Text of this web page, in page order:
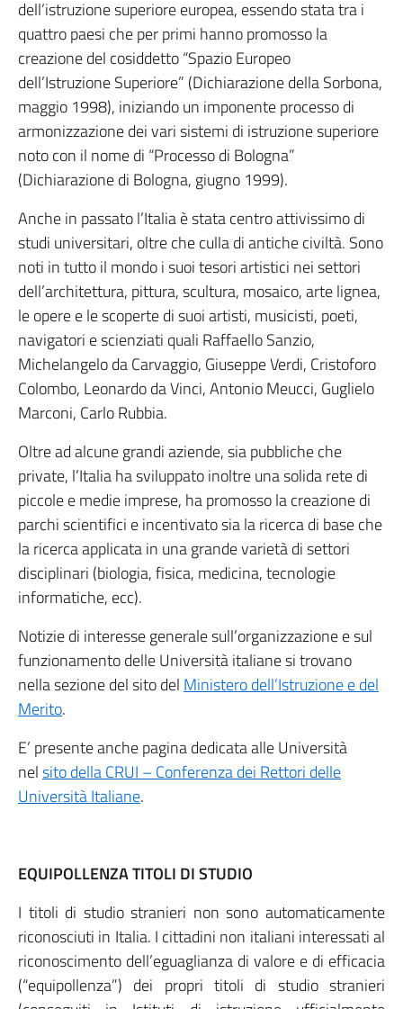
dell’istruzione superiore europea, essendo stata tra i
quattro paesi che per primi hanno promosso la
creazione del cosiddetto “Spazio Europeo
dell’Istruzione Superiore” (Dichiarazione della Sorbona,
maggio 1998), iniziando un imponente processo di
armonizzazione dei vari sistemi di istruzione superiore
noto con il nome di “Processo di Bologna”
(Dichiarazione di Bologna, giugno 1999).
Anche in passato l’Italia è stata centro attivissimo di
studi universitari, oltre che culla di antiche civiltà. Sono
noti in tutto il mondo i suoi tesori artistici nei settori
dell’architettura, pittura, scultura, mosaico, arte lignea,
le opere e le scoperte di suoi artisti, musicisti, poeti,
navigatori e scienziati quali Raffaello Sanzio,
Michelangelo da Carvaggio, Giuseppe Verdi, Cristoforo
Colombo, Leonardo da Vinci, Antonio Meucci, Guglielo
Marconi, Carlo Rubbia.
Oltre ad alcune grandi aziende, sia pubbliche che
private, l’Italia ha sviluppato inoltre una solida rete di
piccole e medie imprese, ha promosso la creazione di
parchi scientifici e incentivato sia la ricerca di base che
la ricerca applicata in una grande varietà di settori
disciplinari (biologia, fisica, medicina, tecnologie
informatiche, ecc).
Notizie di interesse generale sull’organizzazione e sul
funzionamento delle Università italiane si trovano
nella sezione del sito del Ministero dell’Istruzione e del
Merito.
E’ presente anche pagina dedicata alle Università
nelsito della CRUI – Conferenza dei Rettori delle
Università Italiane.
EQUIPOLLENZA TITOLI DI STUDIO
I titoli di studio stranieri non sono automaticamente
riconosciuti in Italia. I cittadini non italiani interessati al
riconoscimento dell’eguaglianza di valore e di efficacia
(“equipollenza”) dei propri titoli di studio stranieri